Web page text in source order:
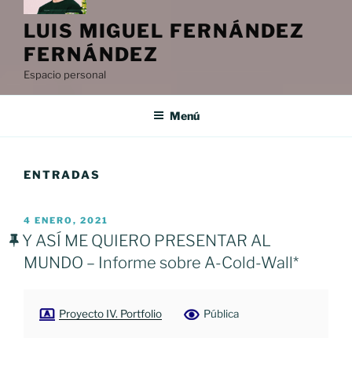
LUIS MIGUEL FERNÁNDEZ
FERNÁNDEZ
Espacio personal
Menú
ENTRADAS
PUBLICADO
EL
4 ENERO, 2021
Y ASÍ ME QUIERO PRESENTAR AL
MUNDO – Informe sobre A-Cold-Wall*
Proyecto IV. Portfolio Pública